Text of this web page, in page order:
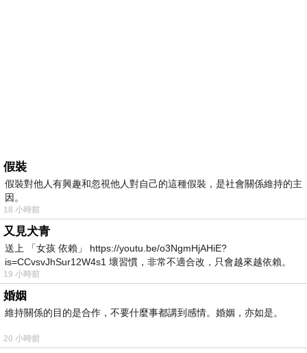
假裝
假裝對他人有興趣和忽視他人對自己的這種假裝，是社會關係維持的主
因。
18 小時前
又見犬青
送上 「女孩 依賴」 https://youtu.be/o3NgmHjAHiE?
is=CCvsvJhSur12W4s1 壞習慣，非常不適合改，只會越來越依賴。
我害怕的
19 小時前
婚姻
維持關係的目的是合作，不要什麼事都講到感情。婚姻，亦如是。
20 小時前